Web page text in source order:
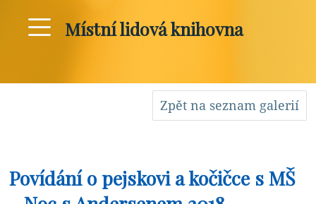
Místní lidová knihovna
Zpět na seznam galerií
Povídání o pejskovi a kočičce s MŠ